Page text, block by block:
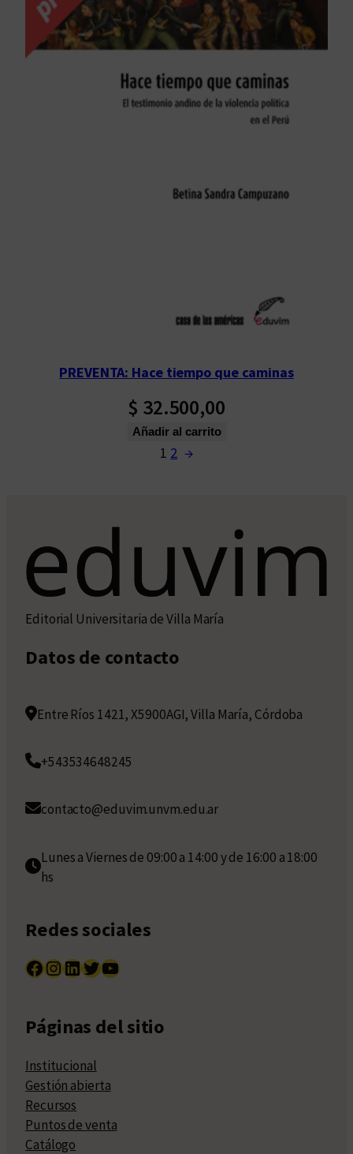
PREVENTA: Hace tiempo que caminas
$ 32.500,00
Añadir al carrito
1 2 →
Editorial Universitaria de Villa María
Datos de contacto
Entre Ríos 1421, X5900AGI, Villa María, Córdoba
+543534648245
contacto@eduvim.unvm.edu.ar
Lunes a Viernes de 09:00 a 14:00 y de 16:00 a 18:00
hs
Redes sociales
Facebook InstagramLinkedIn Twitter YouTube
Páginas del sitio
Institucional
Gestión abierta
Recursos
Puntos de venta
Catálogo